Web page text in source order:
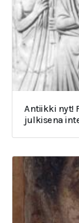
Antiikki nyt!
julkisena